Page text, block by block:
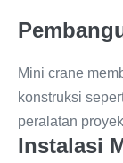
Mini crane
konstruksi
peralatan
Instalasi